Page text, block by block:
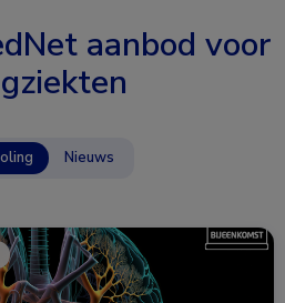
aanbod voor
Nieuws